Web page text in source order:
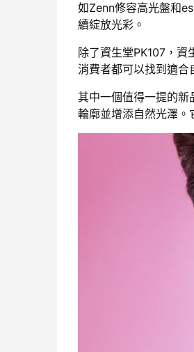
如Zenn修容高光盤和
續綻放光彩。
除了資生堂PK107，
消費者都可以找到適合
其中一個值得一提的新
輪廓並增添自然光澤。